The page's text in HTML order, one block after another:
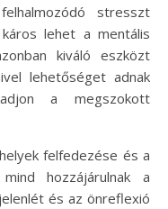
stresszt
lehet a mentális
kiváló eszközt
lehetőséget adnak
a megszokott
felfedezése és a
hozzájárulnak a
és az önreflexió